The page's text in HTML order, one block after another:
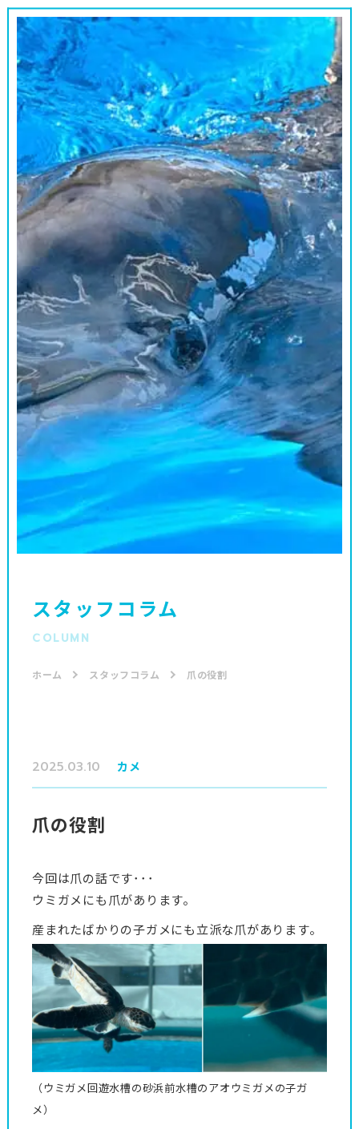
スタッフコラム
COLUMN
ホーム スタッフコラム 爪の役割
2025.03.10 カメ
爪の役割
今回は爪の話です･･･
ウミガメにも爪があります。
産まれたばかりの子ガメにも立派な爪があります。
（ウミガメ回遊水槽の砂浜前水槽のアオウミガメの子ガ
メ）